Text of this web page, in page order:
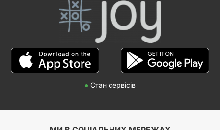
● Стан сервісів